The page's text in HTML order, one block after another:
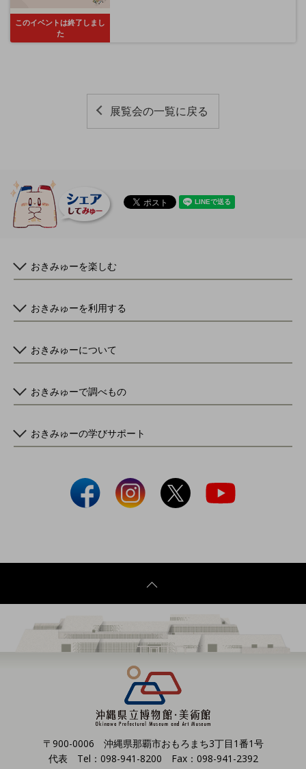
このイベントは終了しまし
た
展覧会の一覧に戻る
おきみゅーを楽しむ
おきみゅーを利用する
おきみゅーについて
おきみゅーで調べもの
おきみゅーの学びサポート
〒900-0006 沖縄県那覇市おもろまち3丁目1番1号
代表 Tel：098-941-8200 Fax：098-941-2392